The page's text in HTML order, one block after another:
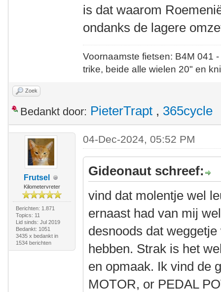
is dat waarom
ondanks de lagere
Voornaamste fietsen: B4M
trike, beide alle wielen 20" en
Zoek
Bedankt door: PieterTrapt , 365cycle
Frutsel
Kilometervreter
Berichten: 1.871
Topics: 11
Lid sinds: Jul 2019
Bedankt: 1051
3435 x bedankt in
1534 berichten
04-Dec-2024, 05:52 PM
Gideonaut schreef:
vind dat molentje wel
ernaast had van mij
desnoods dat
hebben. Strak is het
en opmaak. Ik vind de
MOTOR, or PEDAL